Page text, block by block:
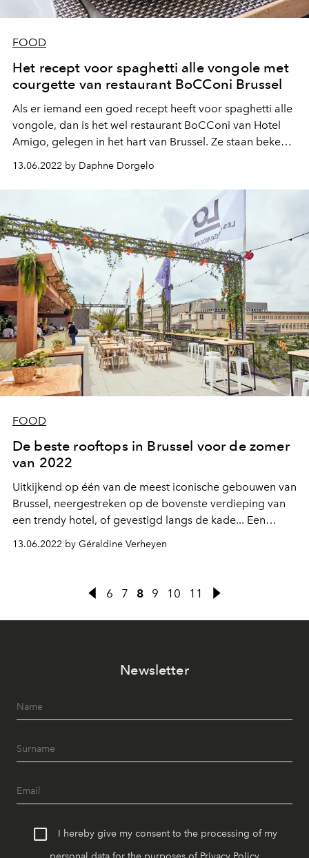
FOOD
Het recept voor spaghetti alle vongole met
courgette van restaurant BoCConi Brussel
Als er iemand een goed recept heeft voor spaghetti alle
vongole, dan is het wel restaurant BoCConi van Hotel
Amigo, gelegen in het hart van Brussel. Ze staan bekend
hoofdstad waarbij deze variant met venusschelpen,
courgette en forelkuit een van de bestsellers van het
13.06.2022 by Daphne Dorgelo
FOOD
De beste rooftops in Brussel voor de zomer
van 2022
Uitkijkend op één van de meest iconische gebouwen van
Brussel, neergestreken op de bovenste verdieping van
een trendy hotel, of gevestigd langs de kade... Een
vertoeven is om zowel van een vrij uitzicht als van de zon
13.06.2022 by Géraldine Verheyen
6 7 8 9 10 11
Newsletter
I hereby give my consent to the processing of my